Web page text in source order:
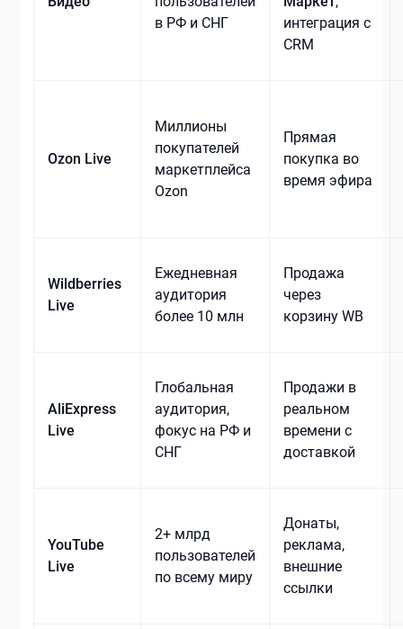
в РФ и СНГ
интеграция с
CRM
Ozon Live
Миллионы
покупателей
маркетплейса
Ozon
Прямая
покупка во
время эфира
Wildberries
Live
Ежедневная
аудитория
более 10 млн
Продажа
через
корзину WB
AliExpress
Live
Глобальная
аудитория,
фокус на РФ и
СНГ
Продажи в
реальном
времени с
доставкой
YouTube
Live
2+ млрд
пользователей
по всему миру
Донаты,
реклама,
внешние
ссылки